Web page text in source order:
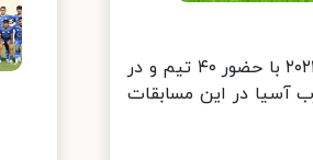
به گزارش ایسنا و به نقل از الوطن، فصل جدید لیگ قهرمانان آسیا در سال ۲۰۲۱ با حضور ۴۰ تیم و در
و ۲۰ تیم از شرق آسیا و ۲۰ تیم از غرب آسیا در این مسابقات